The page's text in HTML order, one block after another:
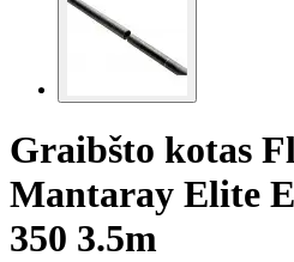
Graibšto kotas
Mantaray Elite
350 3.5m